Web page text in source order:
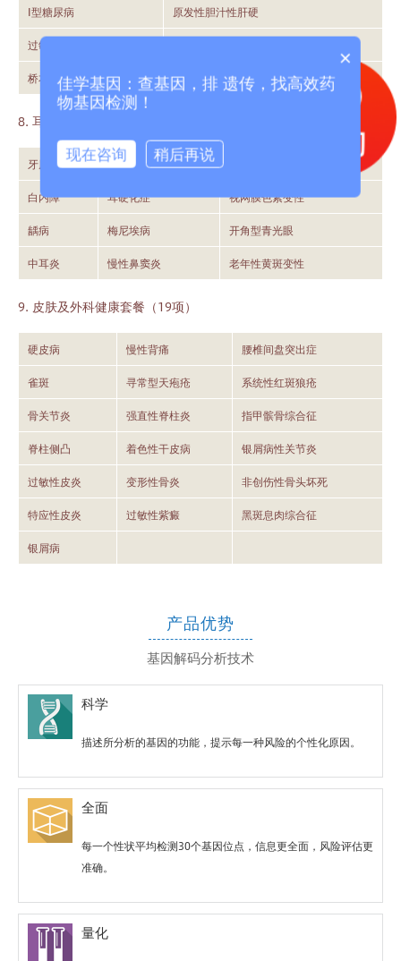
Ⅰ型糖尿病 原发性胆汁性肝硬
过敏性鼻炎
桥本氏甲状腺炎 原发性硬化性胆管炎
8. 耳鼻喉眼口腔健康套餐（12项）
牙周炎 老年性耳聋
白内障 耳硬化症 视网膜色素变性
龋病 梅尼埃病 开角型青光眼
中耳炎 慢性鼻窦炎 老年性黄斑变性
9. 皮肤及外科健康套餐（19项）
硬皮病 慢性背痛 腰椎间盘突出症
雀斑 寻常型天疱疮 系统性红斑狼疮
骨关节炎 强直性脊柱炎 指甲髌骨综合征
脊柱侧凸 着色性干皮病 银屑病性关节炎
过敏性皮炎 变形性骨炎 非创伤性骨头坏死
特应性皮炎 过敏性紫癜 黑斑息肉综合征
银屑病
产品优势
基因解码分析技术
科学
描述所分析的基因的功能，提示每一种风险的个性化原因。
全面
每一个性状平均检测30个基因位点，信息更全面，风险评估更
准确。
量化
×
佳学基因：查基因，排 遗传，找高效药
物基因检测！
现在咨询 稍后再说